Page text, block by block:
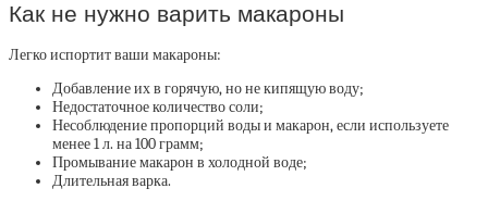
Как не нужно варить макароны
Легко испортит ваши макароны:
Добавление их в горячую, но не кипящую воду;
Недостаточное количество соли;
Несоблюдение пропорций воды и макарон, если используете
менее 1 л. на 100 грамм;
Промывание макарон в холодной воде;
Длительная варка.